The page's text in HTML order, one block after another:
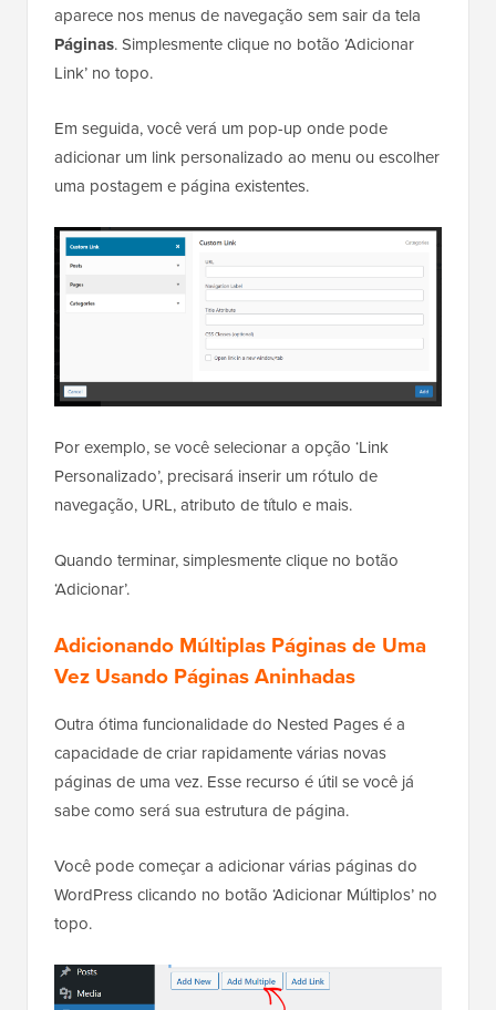
aparece nos menus de navegação sem sair da tela
Páginas. Simplesmente clique no botão ‘Adicionar
Link’ no topo.
Em seguida, você verá um pop-up onde pode
adicionar um link personalizado ao menu ou escolher
uma postagem e página existentes.
Por exemplo, se você selecionar a opção ‘Link
Personalizado’, precisará inserir um rótulo de
navegação, URL, atributo de título e mais.
Quando terminar, simplesmente clique no botão
‘Adicionar’.
Adicionando Múltiplas Páginas de Uma
Vez Usando Páginas Aninhadas
Outra ótima funcionalidade do Nested Pages é a
capacidade de criar rapidamente várias novas
páginas de uma vez. Esse recurso é útil se você já
sabe como será sua estrutura de página.
Você pode começar a adicionar várias páginas do
WordPress clicando no botão ‘Adicionar Múltiplos’ no
topo.